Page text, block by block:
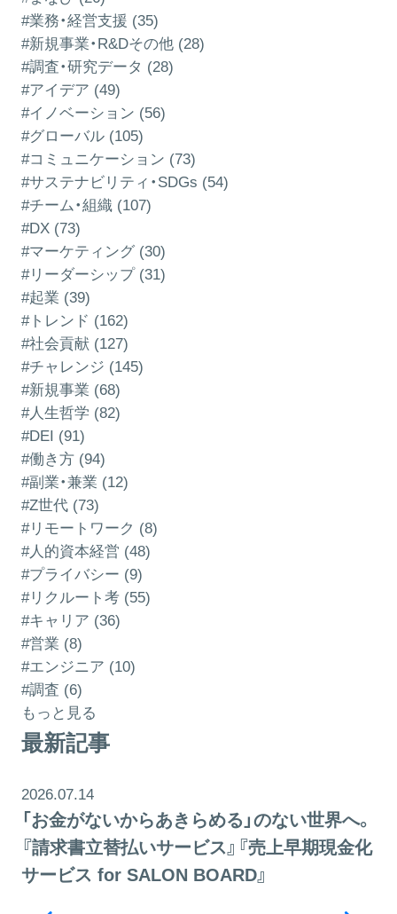
#業務・経営支援 (35)
#新規事業・R&Dその他 (28)
#調査・研究データ (28)
#アイデア (49)
#イノベーション (56)
#グローバル (105)
#コミュニケーション (73)
#サステナビリティ・SDGs (54)
#チーム・組織 (107)
#DX (73)
#マーケティング (30)
#リーダーシップ (31)
#起業 (39)
#トレンド (162)
#社会貢献 (127)
#チャレンジ (145)
#新規事業 (68)
#人生哲学 (82)
#DEI (91)
#働き方 (94)
#副業・兼業 (12)
#Z世代 (73)
#リモートワーク (8)
#人的資本経営 (48)
#プライバシー (9)
#リクルート考 (55)
#キャリア (36)
#営業 (8)
#エンジニア (10)
#調査 (6)
もっと見る
最新記事
2026.07.14
「お金がないからあきらめる」のない世界へ。
『請求書立替払いサービス』『売上早期現金化
サービス for SALON BOARD』